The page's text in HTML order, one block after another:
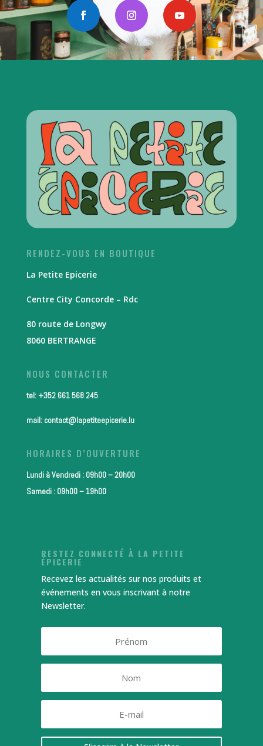
RENDEZ-VOUS EN BOUTIQUE
La Petite Epicerie
Centre City Concorde – Rdc
80 route de Longwy
8060 BERTRANGE
NOUS CONTACTER
tel: +352 661 568 245
mail: contact@lapetiteepicerie.lu
HORAIRES D’OUVERTURE
Lundi à Vendredi : 09h00 – 20h00
Samedi : 09h00 – 19h00
RESTEZ CONNECTÉ À LA PETITE
ÉPICERIE
Recevez les actualités sur nos produits et
événements en vous inscrivant à notre
Newsletter.